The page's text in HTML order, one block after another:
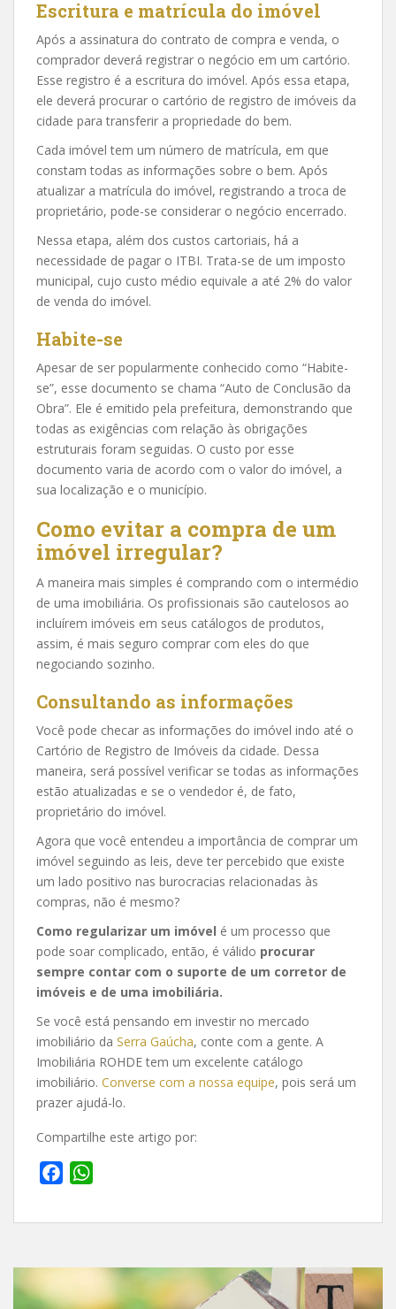
Escritura e matrícula do imóvel
Após a assinatura do contrato de compra e venda, o
comprador deverá registrar o negócio em um cartório.
Esse registro é a escritura do imóvel. Após essa etapa,
ele deverá procurar o cartório de registro de imóveis da
cidade para transferir a propriedade do bem.
Cada imóvel tem um número de matrícula, em que
constam todas as informações sobre o bem. Após
atualizar a matrícula do imóvel, registrando a troca de
proprietário, pode-se considerar o negócio encerrado.
Nessa etapa, além dos custos cartoriais, há a
necessidade de pagar o ITBI. Trata-se de um imposto
municipal, cujo custo médio equivale a até 2% do valor
de venda do imóvel.
Habite-se
Apesar de ser popularmente conhecido como “Habite-
se”, esse documento se chama “Auto de Conclusão da
Obra”. Ele é emitido pela prefeitura, demonstrando que
todas as exigências com relação às obrigações
estruturais foram seguidas. O custo por esse
documento varia de acordo com o valor do imóvel, a
sua localização e o município.
Como evitar a compra de um
imóvel irregular?
A maneira mais simples é comprando com o intermédio
de uma imobiliária. Os profissionais são cautelosos ao
incluírem imóveis em seus catálogos de produtos,
assim, é mais seguro comprar com eles do que
negociando sozinho.
Consultando as informações
Você pode checar as informações do imóvel indo até o
Cartório de Registro de Imóveis da cidade. Dessa
maneira, será possível verificar se todas as informações
estão atualizadas e se o vendedor é, de fato,
proprietário do imóvel.
Agora que você entendeu a importância de comprar um
imóvel seguindo as leis, deve ter percebido que existe
um lado positivo nas burocracias relacionadas às
compras, não é mesmo?
Como regularizar um imóvel é um processo que
pode soar complicado, então, é válido procurar
sempre contar com o suporte de um corretor de
imóveis e de uma imobiliária.
Se você está pensando em investir no mercado
imobiliário da Serra Gaúcha, conte com a gente. A
Imobiliária ROHDE tem um excelente catálogo
imobiliário. Converse com a nossa equipe, pois será um
prazer ajudá-lo.
Compartilhe este artigo por:
c
b
a
s